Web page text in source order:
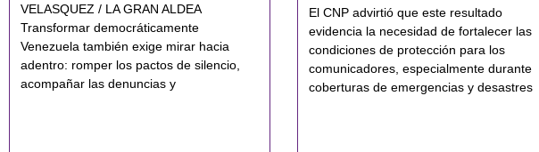
VELASQUEZ / LA GRAN ALDEA
Transformar democráticamente
Venezuela también exige mirar hacia
adentro: romper los pactos de silencio,
acompañar las denuncias y
El CNP advirtió que este resultado
evidencia la necesidad de fortalecer las
condiciones de protección para los
comunicadores, especialmente durante
coberturas de emergencias y desastres